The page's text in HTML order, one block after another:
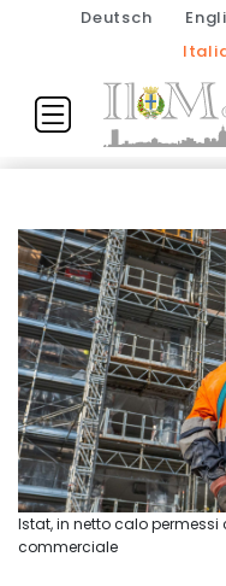
Deutsch
Istat, in netto calo permessi
commerciale